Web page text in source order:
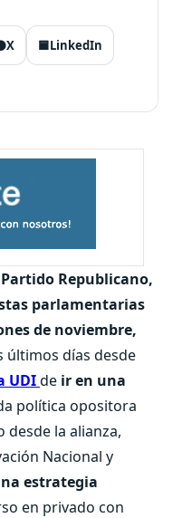
X 🟦LinkedIn
Republicano,
parlamentarias
de noviembre,
últimos días desde
UDIde ir en una
política opositora
desde la alianza,
Nacional y
estrategia
en privado con